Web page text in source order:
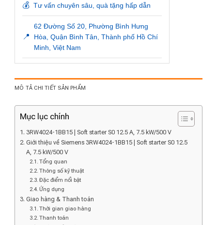
💰 Tư vấn chuyên sâu, quà tặng hấp dẫn
📍
62 Đường Số 20, Phường Bình Hưng
Hòa, Quận Bình Tân, Thành phố Hồ Chí
Minh, Việt Nam
MÔ TẢ CHI TIẾT SẢN PHẨM
Mục lục chính
3RW4024-1BB15 | Soft starter S0 12.5 A, 7.5 kW/500 V
Giới thiệu về Siemens 3RW4024-1BB15 | Soft starter S0 12.5
A, 7.5 kW/500 V
Tổng quan
Thông số kỹ thuật
Đặc điểm nổi bật
Ứng dụng
Giao hàng & Thanh toán
Thời gian giao hàng
Thanh toán